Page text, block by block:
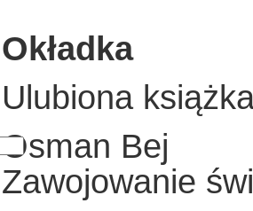
Okładka
Ulubiona
Osman Bej
Zawojowanie